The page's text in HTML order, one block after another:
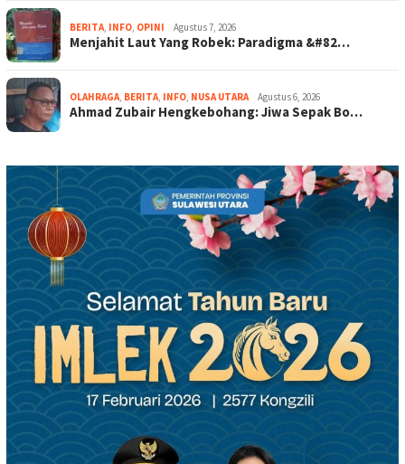
BERITA, INFO, OPINI Agustus 7, 2026
Menjahit Laut Yang Robek: Paradigma &#82…
OLAHRAGA, BERITA, INFO, NUSA UTARA Agustus 6, 2026
Ahmad Zubair Hengkebohang: Jiwa Sepak Bo…